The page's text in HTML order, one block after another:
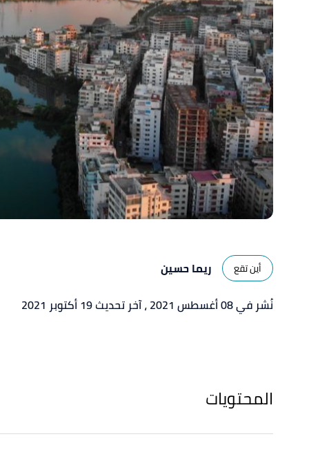
أين تقع
ريما حسين
نُشر في 08 أغسطس 2021
، آخر تحديث 19 أكتوبر 2021
المحتويات